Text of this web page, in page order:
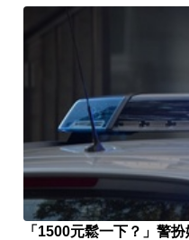
「1500元鬆一下？」警